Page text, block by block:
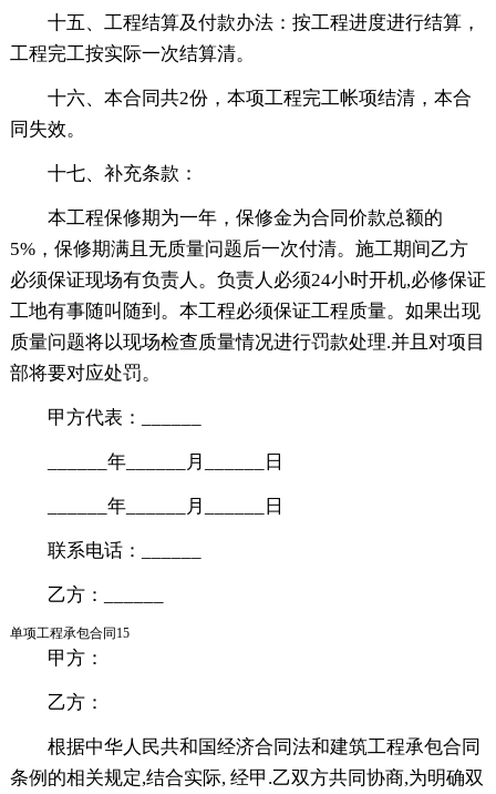
十五、工程结算及付款办法：按工程进度进行结算，
工程完工按实际一次结算清。
十六、本合同共2份，本项工程完工帐项结清，本合
同失效。
十七、补充条款：
本工程保修期为一年，保修金为合同价款总额的
5%，保修期满且无质量问题后一次付清。施工期间乙方
必须保证现场有负责人。负责人必须24小时开机,必修保证
工地有事随叫随到。本工程必须保证工程质量。如果出现
质量问题将以现场检查质量情况进行罚款处理.并且对项目
部将要对应处罚。
甲方代表：______
______年______月______日
______年______月______日
联系电话：______
乙方：______
单项工程承包合同15
甲方：
乙方：
根据中华人民共和国经济合同法和建筑工程承包合同
条例的相关规定,结合实际, 经甲.乙双方共同协商,为明确双